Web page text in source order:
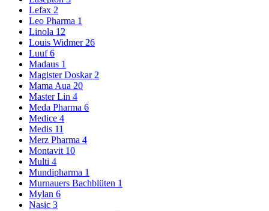
Lefax 2
Leo Pharma 1
Linola 12
Louis Widmer 26
Luuf6
Madaus 1
Magister Doskar 2
Mama Aua 20
Master Lin 4
Meda Pharma 6
Medice 4
Medis 11
Merz Pharma 4
Montavit 10
Multi 4
Mundipharma 1
Murnauers Bachblüten 1
Mylan 6
Nasic 3